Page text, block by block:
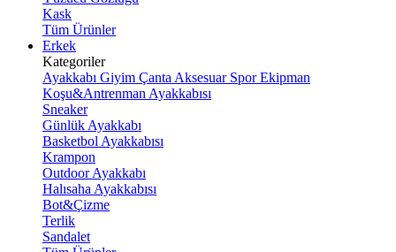
Kask
Tüm Ürünler
Erkek
Kategoriler
Ayakkabı Giyim Çanta Aksesuar Spor Ekipman
Koşu&Antrenman Ayakkabısı
Sneaker
Günlük Ayakkabı
Basketbol Ayakkabısı
Krampon
Outdoor Ayakkabı
Halısaha Ayakkabısı
Bot&Çizme
Terlik
Sandalet